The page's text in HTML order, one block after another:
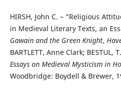
HIRSH, John C. – “Religious
in Medieval Literary Texts, an
Gawain and the Green Knight,
BARTLETT, Anne Clark; BESTUL,
Essays on Medieval Mysticism in
Woodbridge: Boydell & Brewer,